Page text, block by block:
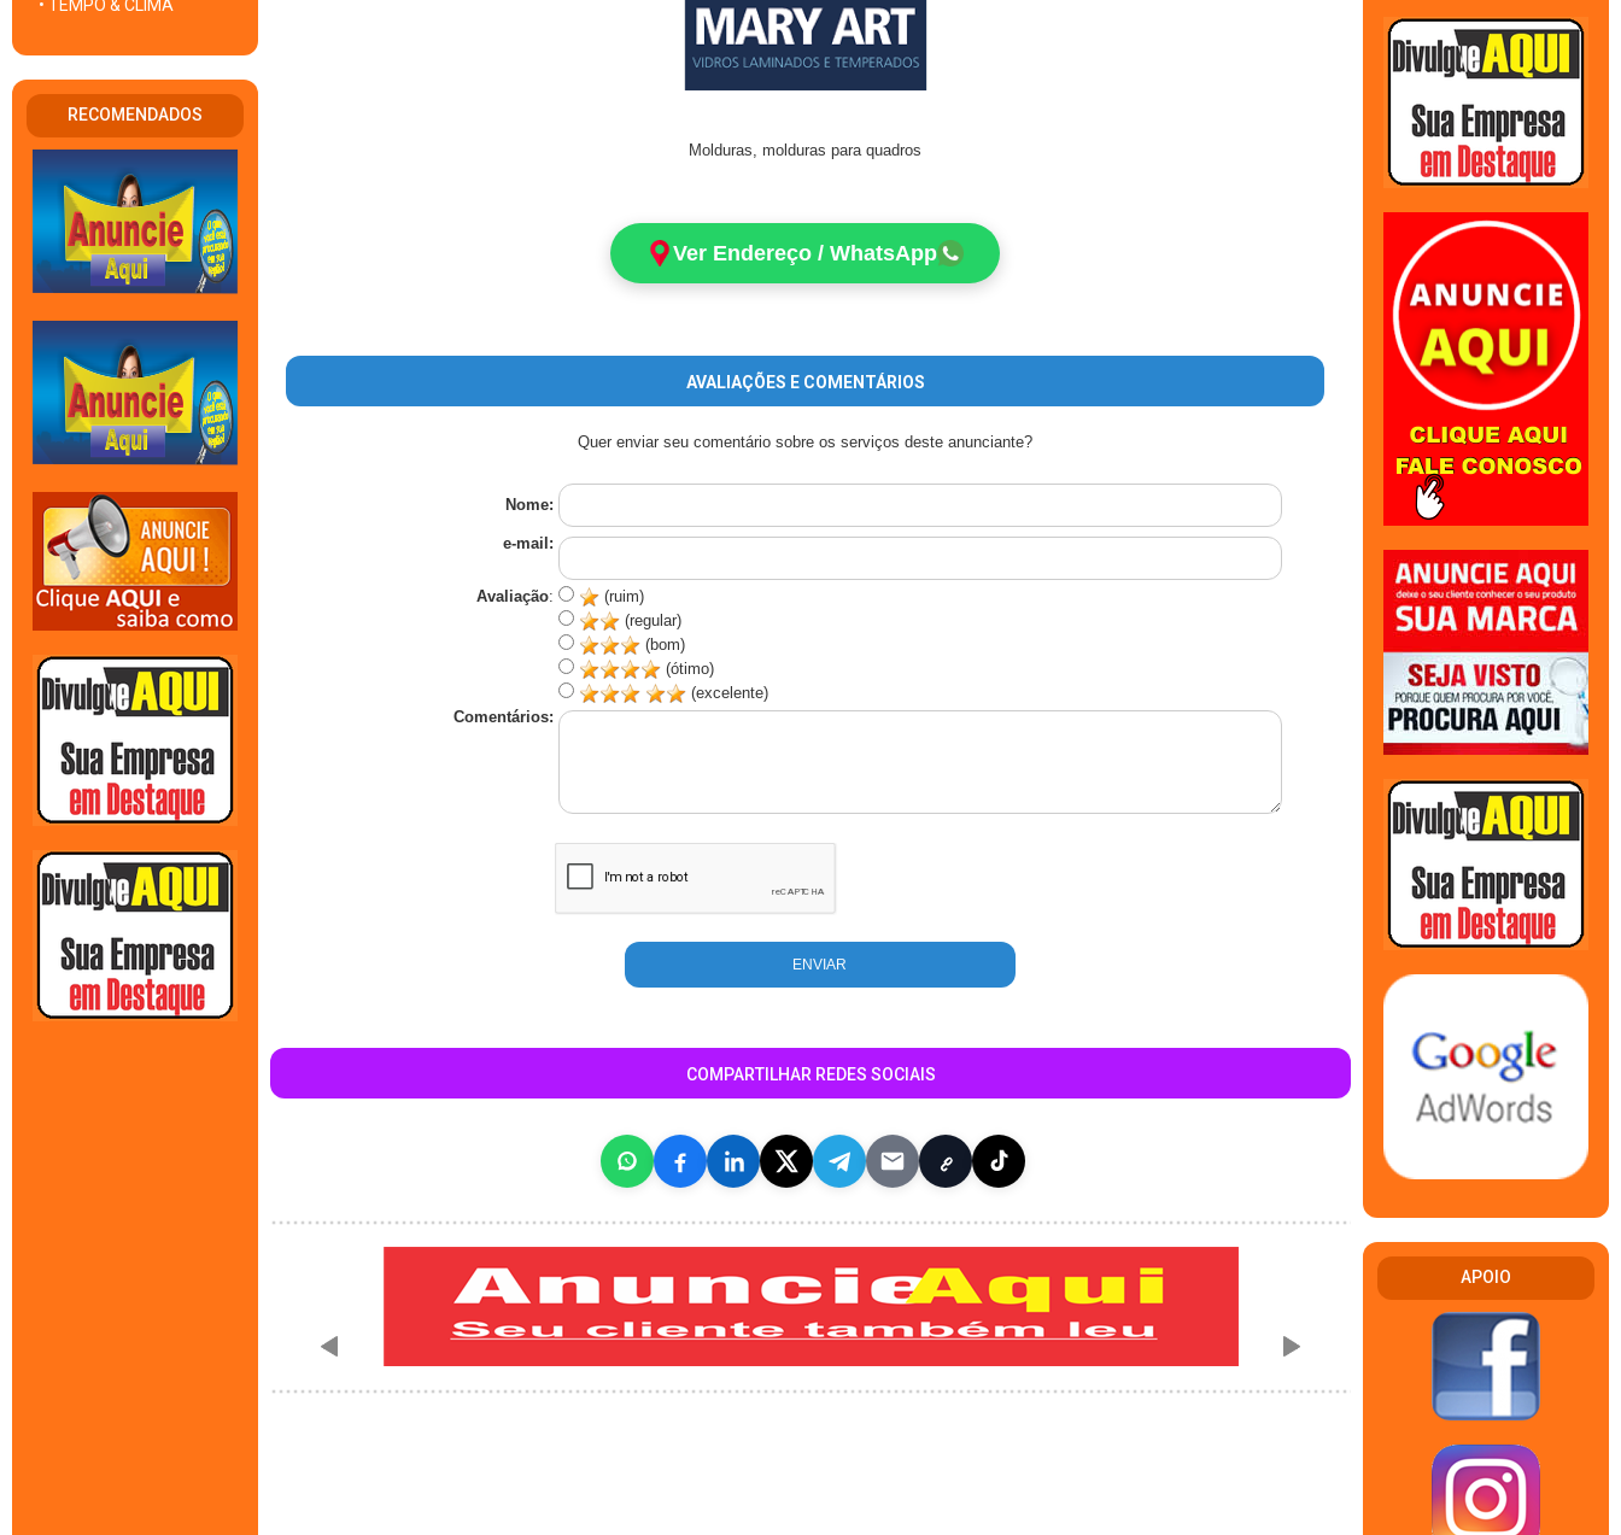
• TEMPO & CLIMA
RECOMENDADOS
Molduras, molduras para quadros
Ver Endereço / WhatsApp
AVALIAÇÕES E COMENTÁRIOS
Quer enviar seu comentário sobre os serviços deste anunciante?
Nome:
e-mail:
Avaliação:
(ruim)
(regular)
(bom)
(ótimo)
(excelente)
Comentários:
COMPARTILHAR REDES SOCIAIS
APOIO